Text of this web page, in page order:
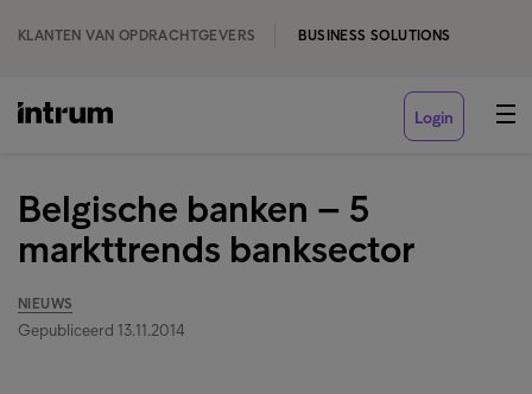
KLANTEN VAN OPDRACHTGEVERS BUSINESS SOLUTIONS
Login
Belgische banken – 5
markttrends banksector
NIEUWS
Gepubliceerd 13.11.2014